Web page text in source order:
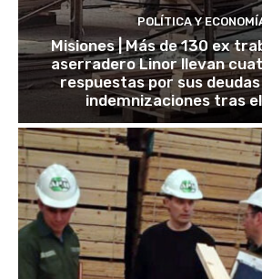
POLÍTICA Y
Misiones | Más de 130 ex
aserradero Linor llevan
respuestas por sus
indemnizaciones tras